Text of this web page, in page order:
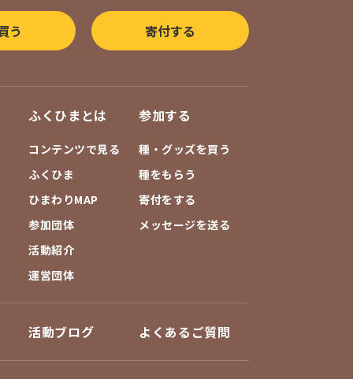
う 寄付する
ふくひまとは
コンテンツで見る
ふくひま
ひまわりMAP
参加団体
活動紹介
運営団体
参加する
種・グッズを買う
種をもらう
寄付をする
メッセージを送る
活動ブログ よくあるご質問